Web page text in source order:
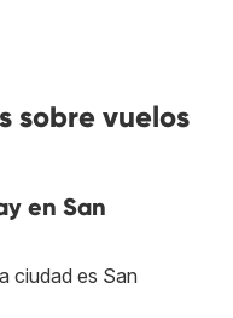
sobre vuelos
en San
ciudad es San